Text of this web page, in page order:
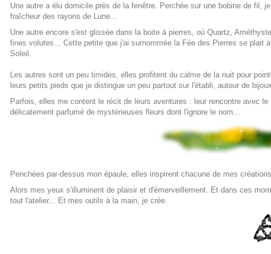
Une autre a élu domicile près de la fenêtre. Perchée sur une bobine de fil,
fraîcheur des rayons de Lune...
Une autre encore s'est glissée dans la boite à pierres, où Quartz,
fines volutes... Cette petite que j'ai surnommée la Fée des Pierres se plait
Soleil.
Les autres sont un peu timides, elles profitent du calme de la nuit pour
leurs petits pieds que je distingue un peu partout sur l'établi, autour de
Parfois, elles me content le récit de leurs aventures : leur rencontre avec
délicatement parfumé de mystérieuses fleurs dont l'ignore le nom...
Penchées par-dessus mon épaule, elles inspirent chacune de mes
Alors mes yeux s'illuminent de plaisir et d'émerveillement. Et dans ces
tout l'atelier... Et mes outils à la main, je crée.